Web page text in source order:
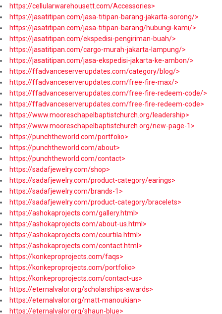
https://cellularwarehousett.com/Accessories>
https://jasatitipan.com/jasa-titipan-barang-jakarta-sorong/>
https://jasatitipan.com/jasa-titipan-barang/hubungi-kami/>
https://jasatitipan.com/ekspedisi-pengiriman-buah/>
https://jasatitipan.com/cargo-murah-jakarta-lampung/>
https://jasatitipan.com/jasa-ekspedisi-jakarta-ke-ambon/>
https://ffadvanceserverupdates.com/category/blog/>
https://ffadvanceserverupdates.com/free-fire-max/>
https://ffadvanceserverupdates.com/free-fire-redeem-code/>
https://ffadvanceserverupdates.com/free-fire-redeem-code>
https://www.mooreschapelbaptistchurch.org/leadership>
https://www.mooreschapelbaptistchurch.org/new-page-1>
https://punchtheworld.com/portfolio>
https://punchtheworld.com/about>
https://punchtheworld.com/contact>
https://sadafjewelry.com/shop>
https://sadafjewelry.com/product-category/earings>
https://sadafjewelry.com/brands-1>
https://sadafjewelry.com/product-category/bracelets>
https://ashokaprojects.com/gallery.html>
https://ashokaprojects.com/about-us.html>
https://ashokaprojects.com/courtila.html>
https://ashokaprojects.com/contact.html>
https://konkeproprojects.com/faqs>
https://konkeproprojects.com/portfolio>
https://konkeproprojects.com/contact-us>
https://eternalvalor.org/scholarships-awards>
https://eternalvalor.org/matt-manoukian>
https://eternalvalor.org/shaun-blue>